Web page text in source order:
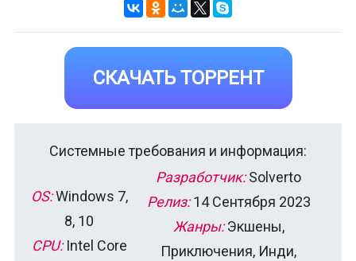
СКАЧАТЬ ТОРРЕНТ
Системные требования и информация:
OS:Windows 7,
8, 10
CPU:Intel Core
Разработчик:Solverto
Релиз:14 Сентября 2023
Жанры:Экшены,
Приключения, Инди,